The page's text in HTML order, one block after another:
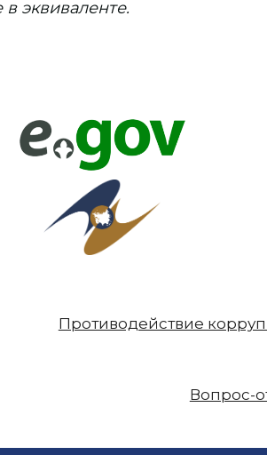
эквиваленте.
Противодействие
Вопрос-